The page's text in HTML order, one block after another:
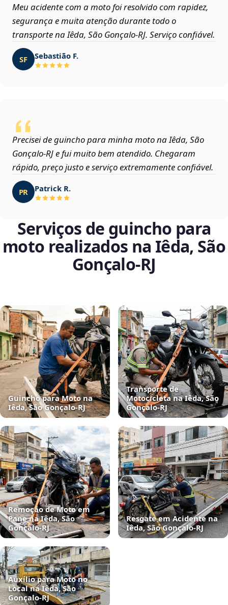
Meu acidente com a moto foi resolvido com rapidez,
segurança e muita atenção durante todo o
transporte na Iêda, São Gonçalo‑RJ. Serviço confiável.
SF Sebastião F.
Precisei de guincho para minha moto na Iêda, São
Gonçalo‑RJ e fui muito bem atendido. Chegaram
rápido, preço justo e serviço extremamente confiável.
PR Patrick R.
Serviços de guincho para
moto realizados na Iêda, São
Gonçalo‑RJ
Guincho para Moto na
Iêda, São Gonçalo‑RJ
Transporte de
Motocicleta na Iêda, São
Gonçalo‑RJ
Remoção de Moto em
Pane na Iêda, São
Gonçalo‑RJ
Resgate em Acidente na
Iêda, São Gonçalo‑RJ
Auxílio para Moto no
Local na Iêda, São
Gonçalo‑RJ